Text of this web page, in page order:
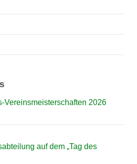
Vereinsmeisterschaften 2026
auf dem „Tag des